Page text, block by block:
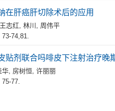
在肝癌肝切除术后的应用
王志红, 林川 , 周伟平
74,81.
贴剂联合吗啡皮下注射治疗晚
华, 房树恒, 许丽丽
75-77.